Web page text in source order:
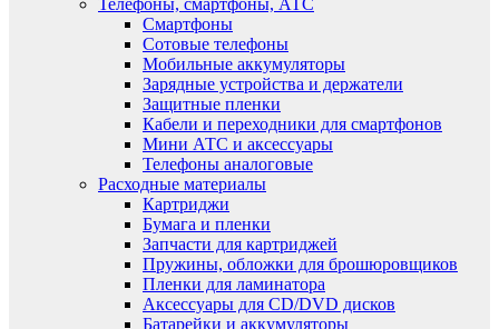
Телефоны, смартфоны, АТС
Смартфоны
Сотовые телефоны
Мобильные аккумуляторы
Зарядные устройства и держатели
Защитные пленки
Кабели и переходники для смартфонов
Мини АТС и аксессуары
Телефоны аналоговые
Расходные материалы
Картриджи
Бумага и пленки
Запчасти для картриджей
Пружины, обложки для брошюровщиков
Пленки для ламинатора
Аксессуары для CD/DVD дисков
Батарейки и аккумуляторы